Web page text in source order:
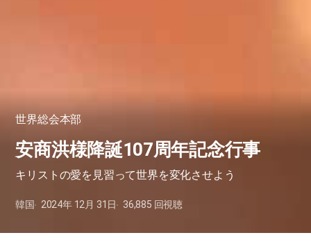
世界総会本部
安商洪様降誕107周年記念行事
キリストの愛を見習って世界を変化させよう
韓国 2024年 12月 31日 36,885 回視聴